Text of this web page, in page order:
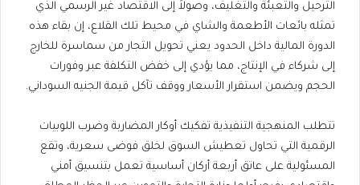
الترحيل والتعبئة والتغليف، وصولاً إلى الاقتصاد غير الرسمي الذي
تمثله بائعات الأطعمة والشاي في محيط تلك القلاع، إن بقاء هذه
الدورة المالية داخل الحدود يعني تحويل التجار من سماسرة للخارج
إلى شركاء في الإنتاج، مما يؤدي إلى خفض التكلفة عبر وفورات
الحجم ويضمن استقرار الأسعار ووقف تآكل قيمة الجنيه السوداني.
​تتطلب المنهجية التنفيذية تفكيك أوكار المضاربة وضرب اللوبيات
الرقمية التي تحاول تعطيش السوق لخلق فوضى سعرية، وتقع
المسئولية على عاتق أربعة أركان أساسية تعمل بتنسيق أمني